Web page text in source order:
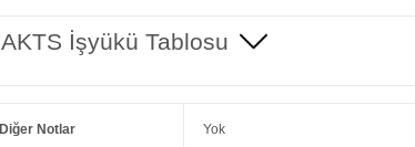
AKTS İşyükü Tablosu
Diğer Notlar Yok